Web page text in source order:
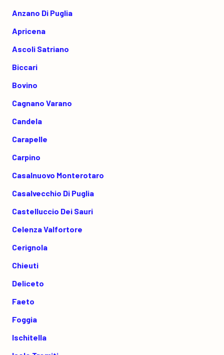
Anzano Di Puglia
Apricena
Ascoli Satriano
Biccari
Bovino
Cagnano Varano
Candela
Carapelle
Carpino
Casalnuovo Monterotaro
Casalvecchio Di Puglia
Castelluccio Dei Sauri
Celenza Valfortore
Cerignola
Chieuti
Deliceto
Faeto
Foggia
Ischitella